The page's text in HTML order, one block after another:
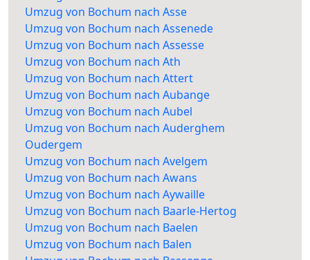
Umzug von Bochum nach Asse
Umzug von Bochum nach Assenede
Umzug von Bochum nach Assesse
Umzug von Bochum nach Ath
Umzug von Bochum nach Attert
Umzug von Bochum nach Aubange
Umzug von Bochum nach Aubel
Umzug von Bochum nach Auderghem
Oudergem
Umzug von Bochum nach Avelgem
Umzug von Bochum nach Awans
Umzug von Bochum nach Aywaille
Umzug von Bochum nach Baarle-Hertog
Umzug von Bochum nach Baelen
Umzug von Bochum nach Balen